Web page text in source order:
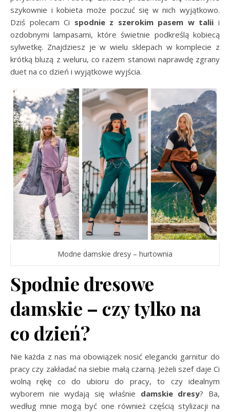
szykownie i kobieta może poczuć się w nich wyjątkowo.
Dziś polecam Ci spodnie z szerokim pasem w taliii
ozdobnymi lampasami, które świetnie podkreślą kobiecą
sylwetkę. Znajdziesz je w wielu sklepach w komplecie z
krótką bluzą z weluru, co razem stanowi naprawdę zgrany
duet na co dzień i wyjątkowe wyjścia.
Modne damskie dresy – hurtownia
Spodnie dresowe
damskie – czy tylko na
co dzień?
Nie każda z nas ma obowiązek nosić elegancki garnitur do
pracy czy zakładać na siebie małą czarną. Jeżeli szef daje Ci
wolną rękę co do ubioru do pracy, to czy idealnym
wyborem nie wydają się właśnie damskie dresy? Ba,
według mnie mogą być one również częścią stylizacji na